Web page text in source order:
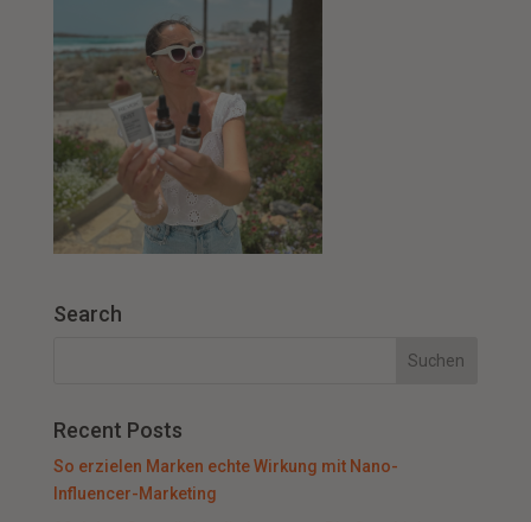
Search
Recent Posts
So erzielen Marken echte Wirkung mit Nano-
Influencer-Marketing